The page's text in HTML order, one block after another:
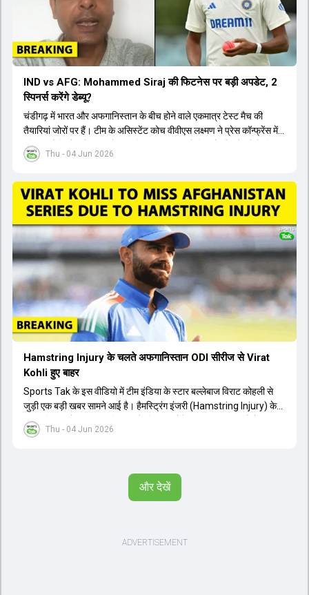
Thu - 04 Jun 2026
IND vs AFG: Mohammed Siraj की फिटनेस पर बड़ी अपडेट, 2
स्पिनर्स करेंगे डेब्यू?
चंडीगढ़ में भारत और अफगानिस्तान के बीच होने वाले एकमात्र टेस्ट मैच की
तैयारियां जोरों पर हैं। टीम के असिस्टेंट कोच वीवीएस लक्ष्मण ने प्रेस कॉन्फ्रेंस में
पुष्टि की है कि तेज गेंदबाज मोहम्मद सिराज पूरी तरह से फिट हैं और खेलने के लिए
उपलब्ध हैं। आईपीएल के दौरान लगी चोट के कारण उनके खेलने पर संदेह था,
सुथार और हर्ष दुबे को कुलदीप यादव और वाशिंगटन सुंदर के साथ प्लेइंग 11 में मौका
मिलने की प्रबल संभावना है। कप्तान शुभमन गिल विकेट की स्थिति को ध्यान में
रखते हुए अंतिम 11 का फैसला करेंगे। टीम में यशस्वी जायसवाल, केएल राहुल,
ऋषभ पंत और ध्रुव जुरेल जैसे खिलाड़ी भी शामिल हैं। यह टेस्ट मैच विश्व टेस्ट
चैंपियनशिप चक्र का हिस्सा नहीं है, लेकिन भारतीय टीम के लिए काफी महत्वपूर्ण
है। अंत में फैंस के सवालों का जवाब देते हुए टी20 कप्तानी और हेड कोच गौतम
गंभीर से जुड़ी जानकारी भी साझा की गई।
Thu - 04 Jun 2026
Hamstring Injury के चलते अफगानिस्तान ODI सीरीज से Virat
Kohli हुए बाहर
Sports Tak के इस वीडियो में टीम इंडिया के स्टार बल्लेबाज विराट कोहली से
जुड़ी एक बड़ी खबर सामने आई है। हैमस्ट्रिंग इंजरी (Hamstring Injury) के
कारण विराट कोहली अफगानिस्तान के खिलाफ होने वाली आगामी तीन मैचों की
वनडे सीरीज से बाहर हो गए हैं। भारत और अफगानिस्तान के बीच इस वनडे सीरीज
खत्म हुए आईपीएल में शानदार प्रदर्शन करने वाले विराट कोहली का इस सीरीज से
बाहर होना भारतीय फैंस के लिए एक बहुत बड़ा झटका है। यह वनडे सीरीज 2027
और देखें